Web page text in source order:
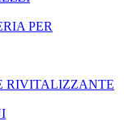
PER
RIVITALIZZANTE